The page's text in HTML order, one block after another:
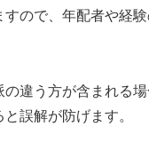
すので、年配者や経
違う方が含まれる
誤解が防げます。